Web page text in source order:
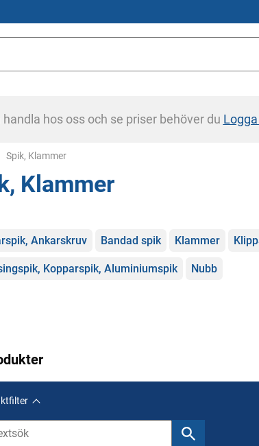
hos oss och se priser behöver du
Current:
Spik, Klammer
Klammer
Ankarskruv Bandad spik Klammer
Kopparspik, Aluminiumspik Nubb